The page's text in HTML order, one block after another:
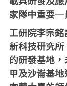
家隊中重要一
工研院李宗銘
新科技研究
的研發基地
甲及沙崙基